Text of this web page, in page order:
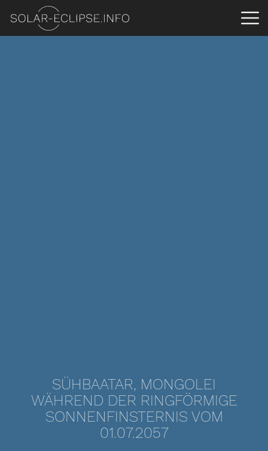
SÜHBAATAR, MONGOLEI
WÄHREND DER RINGFÖRMIGE
SONNENFINSTERNIS VOM
01.07.2057